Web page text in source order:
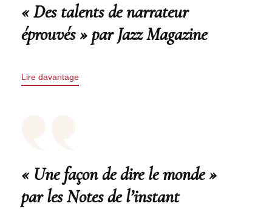
« Des talents de narrateur
éprouvés » par Jazz Magazine
Lire davantage
« Une façon de dire le monde »
par les Notes de l’instant